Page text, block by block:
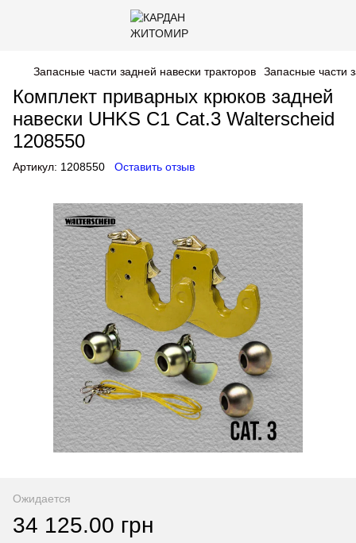
Запасные части задней навески тракторов Запасные части
Комплект приварных крюков задней
навески UHKS C1 Cat.3 Walterscheid
1208550
Артикул: 1208550 Оставить отзыв
Ожидается
34 125.00 грн